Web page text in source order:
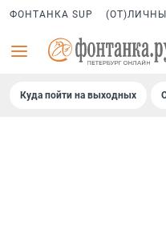
ФОНТАНКА SUP
Куда пойти на выходных